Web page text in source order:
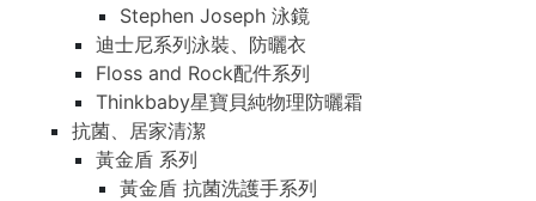
Stephen Joseph 泳鏡
迪士尼系列泳裝、防曬衣
Floss and Rock配件系列
Thinkbaby星寶貝純物理防曬霜
抗菌、居家清潔
黃金盾 系列
黃金盾 抗菌洗護手系列